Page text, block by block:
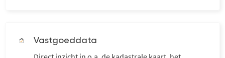
Vastgoeddata